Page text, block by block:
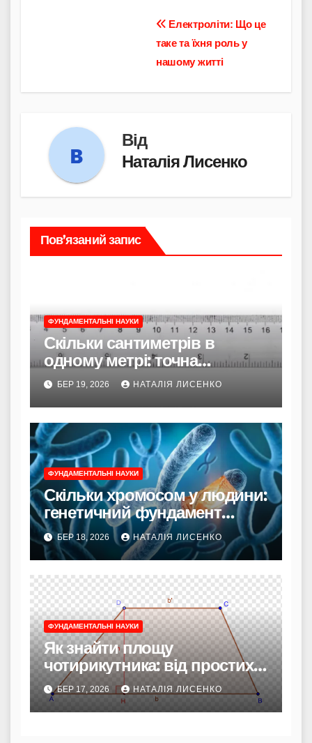
Електроліти: Що це
таке та їхня роль у
нашому житті
Від
Наталія Лисенко
Пов’язаний запис
ФУНДАМЕНТАЛЬНІ НАУКИ
Скільки сантиметрів в
одному метрі: точна
формула та приховані
нюанси
БЕР 19, 2026 НАТАЛІЯ ЛИСЕНКО
ФУНДАМЕНТАЛЬНІ НАУКИ
Скільки хромосом у людини:
генетичний фундамент
нашого існування
БЕР 18, 2026 НАТАЛІЯ ЛИСЕНКО
ФУНДАМЕНТАЛЬНІ НАУКИ
Як знайти площу
чотирикутника: від простих
фігур до складних
розрахунків
БЕР 17, 2026 НАТАЛІЯ ЛИСЕНКО